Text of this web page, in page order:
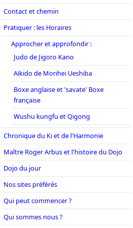
Contact et chemin
Pratiquer : les Horaires
Approcher et approfondir :
Judo de Jigoro Kano
Aïkido de Morihei Ueshiba
Boxe anglaise et 'savate' Boxe
française
Wushu kungfu et Qigong
Chronique du Ki et de l'Harmonie
Maître Roger Arbus et l'histoire du Dojo
Dojo du jour
Nos sites préférés
Qui peut commencer ?
Qui sommes nous ?